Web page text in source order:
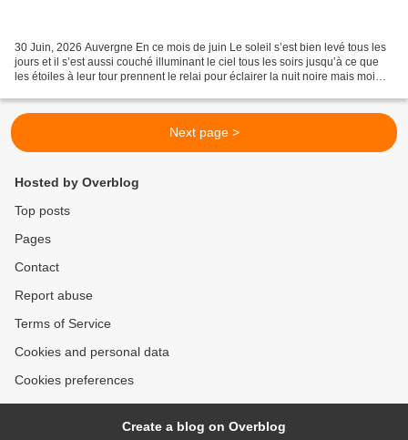
30 Juin, 2026 Auvergne En ce mois de juin Le soleil s’est bien levé tous les
jours et il s’est aussi couché illuminant le ciel tous les soirs jusqu’à ce que
les étoiles à leur tour prennent le relai pour éclairer la nuit noire mais moi
Next page >
Hosted by Overblog
Top posts
Pages
Contact
Report abuse
Terms of Service
Cookies and personal data
Cookies preferences
Create a blog on Overblog